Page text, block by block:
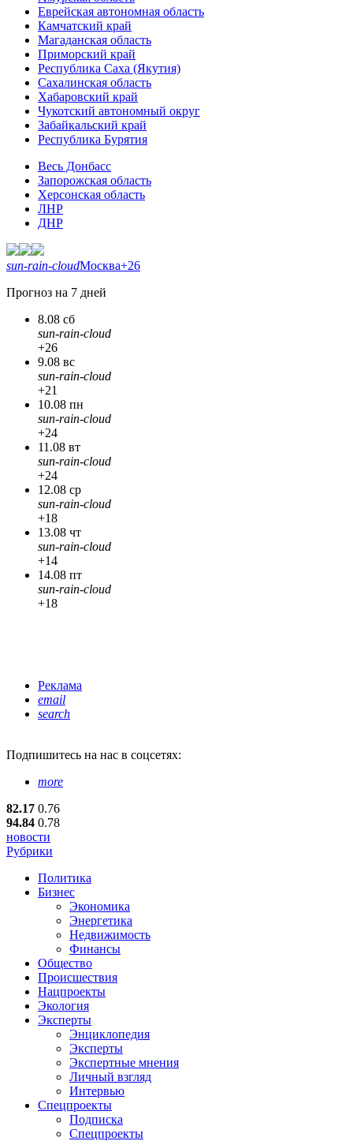
Еврейская автономная область
Камчатский край
Магаданская область
Приморский край
Республика Саха (Якутия)
Сахалинская область
Хабаровский край
Чукотский автономный округ
Забайкальский край
Республика Бурятия
Весь Донбасс
Запорожская область
Херсонская область
ЛНР
ДНР
sun-rain-cloudМосква+26
Прогноз на 7 дней
8.08 сб
sun-rain-cloud
+26
9.08 вс
sun-rain-cloud
+21
10.08 пн
sun-rain-cloud
+24
11.08 вт
sun-rain-cloud
+24
12.08 ср
sun-rain-cloud
+18
13.08 чт
sun-rain-cloud
+14
14.08 пт
sun-rain-cloud
+18
Реклама
email
search
Подпишитесь на нас в соцсетях:
more
82.17 0.76
94.84 0.78
новости
Рубрики
Политика
Бизнес
Экономика
Энергетика
Недвижимость
Финансы
Общество
Происшествия
Нацпроекты
Экология
Эксперты
Энциклопедия
Эксперты
Экспертные мнения
Личный взгляд
Интервью
Спецпроекты
Подписка
Спецпроекты